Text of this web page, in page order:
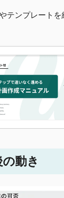
ンプレート
動き